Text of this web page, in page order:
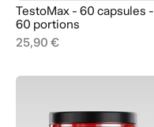
TestoMax - 60 capsules -
60 portions
25,90 €